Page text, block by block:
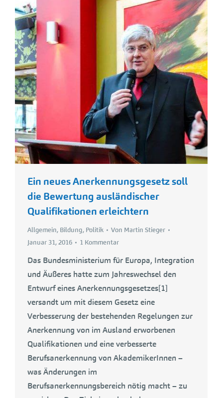
Ein neues Anerkennungsgesetz soll
die Bewertung ausländischer
Qualifikationen erleichtern
Allgemein, Bildung, Politik Von Martin Stieger
Januar 31, 2016
1 Kommentar
Das Bundesministerium für Europa, Integration
und Äußeres hatte zum Jahreswechsel den
Entwurf eines Anerkennungsgesetzes[1]
versandt um mit diesem Gesetz eine
Verbesserung der bestehenden Regelungen zur
Anerkennung von im Ausland erworbenen
Qualifikationen und eine verbesserte
Berufsanerkennung von AkademikerInnen –
was Änderungen im
Berufsanerkennungsbereich nötig macht – zu